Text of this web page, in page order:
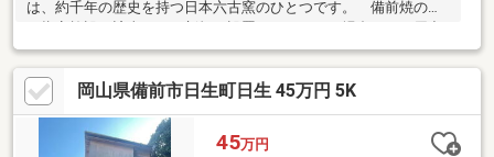
は、約千年の歴史を持つ日本六古窯のひとつです。 備前焼の窯
が必要となります。 古き良き日本家屋で岡山を代表する焼き
物、 「備前焼」を身近に感じるお住まいを体感ください。※土
砂災害警戒区域に該当します
岡山県備前市日生町日生 45万円 5K
45万円